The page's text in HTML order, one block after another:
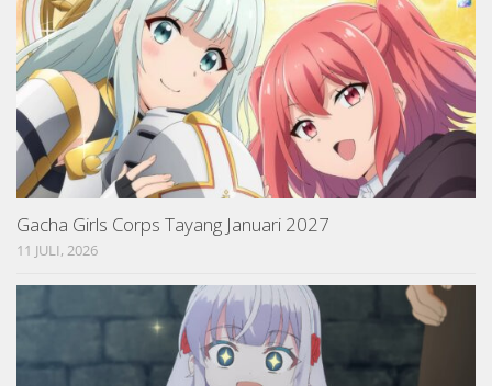
Gacha Girls Corps Tayang Januari 2027
11 JULI, 2026